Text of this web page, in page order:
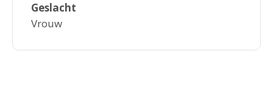
Geslacht
Vrouw